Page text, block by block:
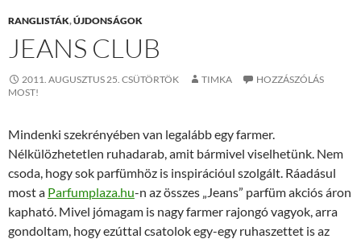
RANGLISTÁK,ÚJDONSÁGOK
JEANS CLUB
2011. AUGUSZTUS 25. CSÜTÖRTÖK TIMKA
HOZZÁSZÓLÁS
MOST!
Mindenki szekrényében van legalább egy farmer.
Nélkülözhetetlen ruhadarab, amit bármivel viselhetünk. Nem
csoda, hogy sok parfümhöz is inspirációul szolgált. Ráadásul
most a Parfumplaza.hu-n az összes „Jeans” parfüm akciós áron
kapható. Mivel jómagam is nagy farmer rajongó vagyok, arra
gondoltam, hogy ezúttal csatolok egy-egy ruhaszettet is az